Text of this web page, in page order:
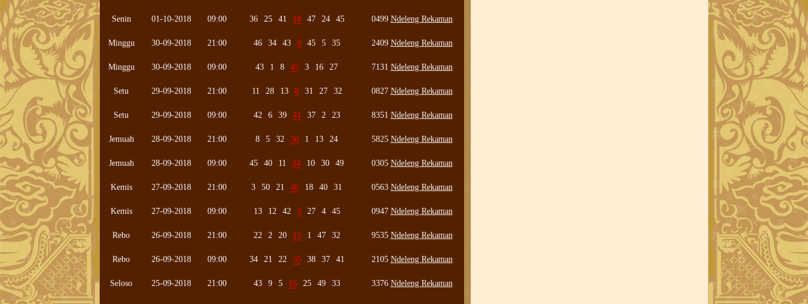
Senin 01-10-2018 09:00 36 25 41 18 47 24 45 0499 Ndeleng Rekaman
Minggu 30-09-2018 21:00 46 34 43 9 45 5 35 2409 Ndeleng Rekaman
Minggu 30-09-2018 09:00 43 1 8 45 3 16 27 7131 Ndeleng Rekaman
Setu 29-09-2018 21:00 11 28 13 8 31 27 32 0827 Ndeleng Rekaman
Setu 29-09-2018 09:00 42 6 39 41 37 2 23 8351 Ndeleng Rekaman
Jemuah 28-09-2018 21:00 8 5 32 30 1 13 24 5825 Ndeleng Rekaman
Jemuah 28-09-2018 09:00 45 40 11 24 10 30 49 0305 Ndeleng Rekaman
Kemis 27-09-2018 21:00 3 50 21 46 18 40 31 0563 Ndeleng Rekaman
Kemis 27-09-2018 09:00 13 12 42 3 27 4 45 0947 Ndeleng Rekaman
Rebo 26-09-2018 21:00 22 2 20 15 1 47 32 9535 Ndeleng Rekaman
Rebo 26-09-2018 09:00 34 21 22 35 38 37 41 2105 Ndeleng Rekaman
Seloso 25-09-2018 21:00 43 9 5 16 25 49 33 3376 Ndeleng Rekaman